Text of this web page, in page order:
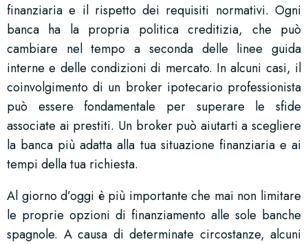
finanziaria e il rispetto dei requisiti normativi. Ogni
banca ha la propria politica creditizia, che può
cambiare nel tempo a seconda delle linee guida
interne e delle condizioni di mercato. In alcuni casi, il
coinvolgimento di un broker ipotecario professionista
può essere fondamentale per superare le sfide
associate ai prestiti. Un broker può aiutarti a scegliere
la banca più adatta alla tua situazione finanziaria e ai
tempi della tua richiesta.
Al giorno d’oggi è più importante che mai non limitare
le proprie opzioni di finanziamento alle sole banche
spagnole. A causa di determinate circostanze, alcuni